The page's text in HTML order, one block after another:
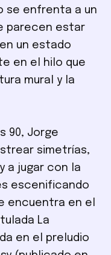
se enfrenta a un
parecen estar
un estado
en el hilo que
mural y la
90, Jorge
simetrías,
a jugar con la
escenificando
encuentra en el
La
en el preludio